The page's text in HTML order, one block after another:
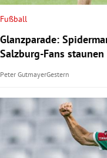
Fußball
Glanzparade:
Salzburg-Fans staunen
Peter GutmayerGestern